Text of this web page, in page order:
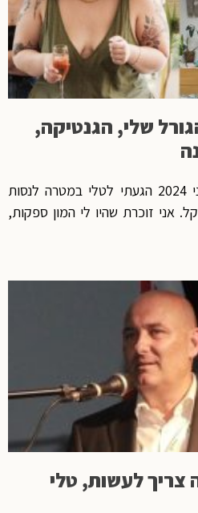
שלי, הגנטיקה,
אני דפנה, בת 27 וב-23 ביוני 2024 הגעתי לטלי במטרה לנסות
אני זוכרת שהיו לי המון ספקות,
צריך לעשות, טלי